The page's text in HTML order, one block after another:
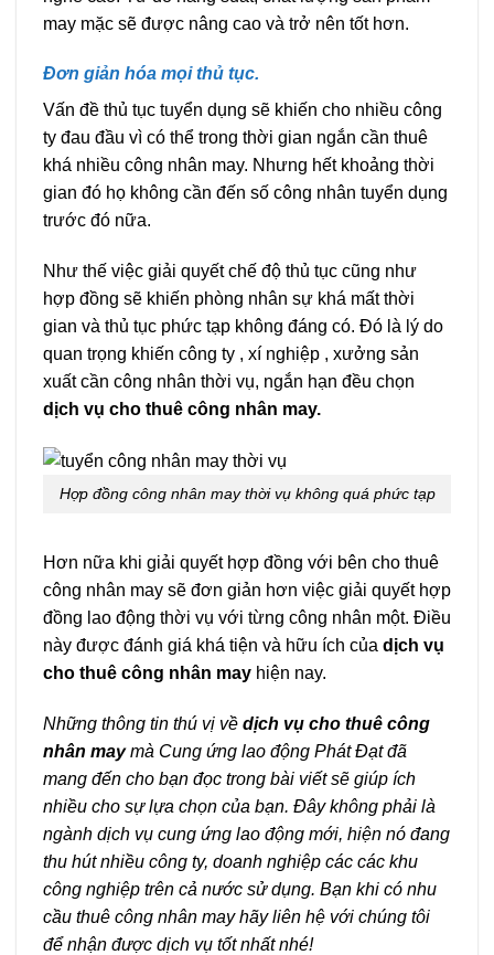
may mặc sẽ được nâng cao và trở nên tốt hơn.
Đơn giản hóa mọi thủ tục.
Vấn đề thủ tục tuyển dụng sẽ khiến cho nhiều công
ty đau đầu vì có thể trong thời gian ngắn cần thuê
khá nhiều công nhân may. Nhưng hết khoảng thời
gian đó họ không cần đến số công nhân tuyển dụng
trước đó nữa.
Như thế việc giải quyết chế độ thủ tục cũng như
hợp đồng sẽ khiến phòng nhân sự khá mất thời
gian và thủ tục phức tạp không đáng có. Đó là lý do
quan trọng khiến công ty , xí nghiệp , xưởng sản
xuất cần công nhân thời vụ, ngắn hạn đều chọn
dịch vụ cho thuê công nhân may.
Hợp đồng công nhân may thời vụ không quá phức tạp
Hơn nữa khi giải quyết hợp đồng với bên cho thuê
công nhân may sẽ đơn giản hơn việc giải quyết hợp
đồng lao động thời vụ với từng công nhân một. Điều
này được đánh giá khá tiện và hữu ích của dịch vụ
cho thuê công nhân may hiện nay.
Những thông tin thú vị về dịch vụ cho thuê công
nhân maymà Cung ứng lao động Phát Đạt đã
mang đến cho bạn đọc trong bài viết sẽ giúp ích
nhiều cho sự lựa chọn của bạn. Đây không phải là
ngành dịch vụ cung ứng lao động mới, hiện nó đang
thu hút nhiều công ty, doanh nghiệp các các khu
công nghiệp trên cả nước sử dụng. Bạn khi có nhu
cầu thuê công nhân may hãy liên hệ với chúng tôi
để nhận được dịch vụ tốt nhất nhé!